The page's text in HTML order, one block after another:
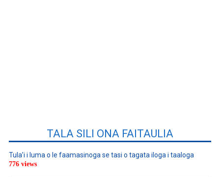
TALA SILI ONA FAITAULIA
Tula’i i luma o le faamasinoga se tasi o tagata iloga i taaloga
776 views